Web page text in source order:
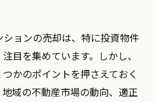
ョンの売却は、特に投資物件
目を集めています。しかし、
かのポイントを押さえておく
域の不動産市場の動向、適正